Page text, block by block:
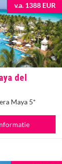
v.a. 1388 EUR
del
Maya 5*